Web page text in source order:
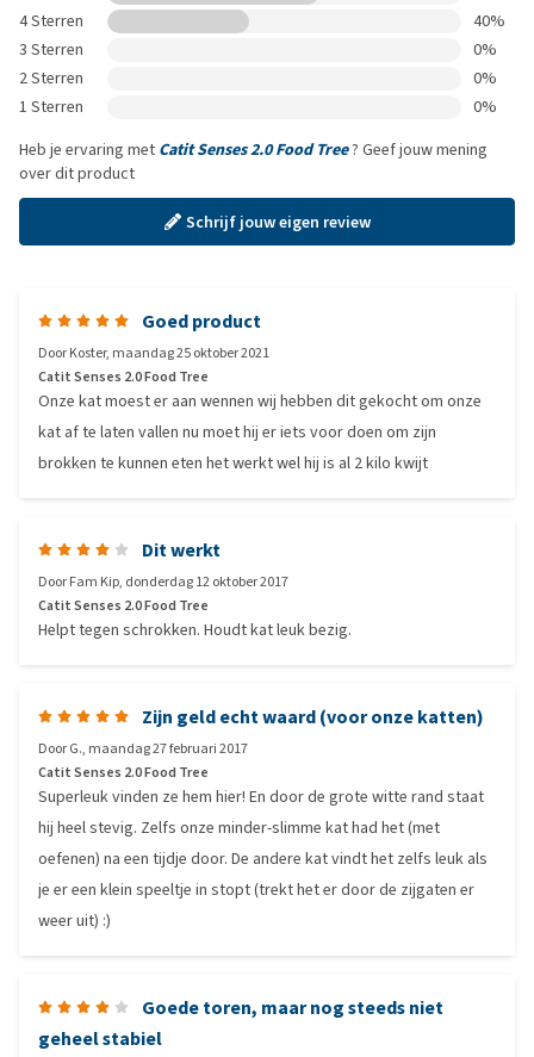
4 Sterren
40%
3 Sterren
0%
2 Sterren
0%
1 Sterren
0%
Heb je ervaring met Catit Senses 2.0 Food Tree? Geef jouw mening
over dit product
Schrijf jouw eigen review
Goed product
DoorKoster, maandag 25 oktober 2021
Catit Senses 2.0 Food Tree
Onze kat moest er aan wennen wij hebben dit gekocht om onze
kat af te laten vallen nu moet hij er iets voor doen om zijn
brokken te kunnen eten het werkt wel hij is al 2 kilo kwijt
Dit werkt
DoorFam Kip, donderdag 12 oktober 2017
Catit Senses 2.0 Food Tree
Helpt tegen schrokken. Houdt kat leuk bezig.
Zijn geld echt waard (voor onze katten)
DoorG., maandag 27 februari 2017
Catit Senses 2.0 Food Tree
Superleuk vinden ze hem hier! En door de grote witte rand staat
hij heel stevig. Zelfs onze minder-slimme kat had het (met
oefenen) na een tijdje door. De andere kat vindt het zelfs leuk als
je er een klein speeltje in stopt (trekt het er door de zijgaten er
weer uit) :)
Goede toren, maar nog steeds niet
geheel stabiel